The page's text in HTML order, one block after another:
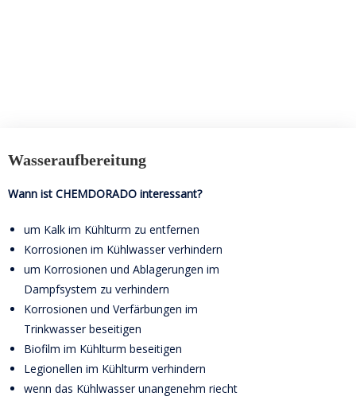
Wasseraufbereitung
Wann ist CHEMDORADO interessant?
um Kalk im Kühlturm zu entfernen
Korrosionen im Kühlwasser verhindern
um Korrosionen und Ablagerungen im
Dampfsystem zu verhindern
Korrosionen und Verfärbungen im
Trinkwasser beseitigen
Biofilm im Kühlturm beseitigen
Legionellen im Kühlturm verhindern
wenn das Kühlwasser unangenehm riecht